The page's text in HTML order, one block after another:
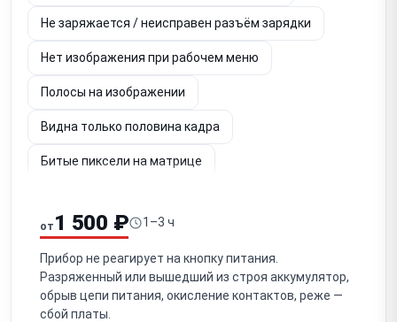
Не заряжается / неисправен разъём зарядки
Нет изображения при рабочем меню
Полосы на изображении
Видна только половина кадра
Битые пиксели на матрице
Не работает энкодер / кнопки управления
Заклинило кольцо фокусировки / не фокусируется
Не регулируется диоптрийная подстройка окуляра
от 1 500 ₽ 1–3 ч
Прибор не реагирует на кнопку питания.
Разряженный или вышедший из строя аккумулятор,
обрыв цепи питания, окисление контактов, реже —
сбой платы.